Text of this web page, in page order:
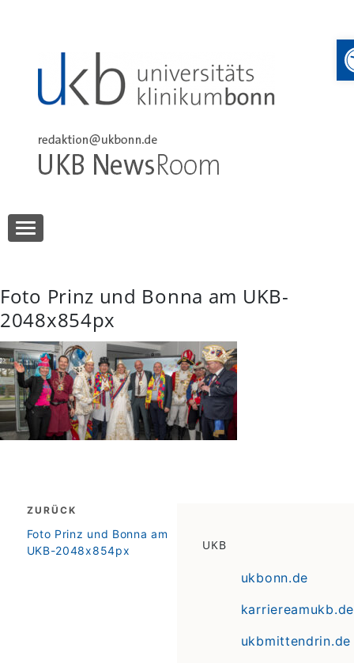
UKB NewsRoom
Foto Prinz und Bonna am UKB-
2048x854px
Beitragsnavigation
ZURÜCK
zurück
Foto Prinz und Bonna am
UKB-2048x854px
UKB
ukbonn.de
karriereamukb.de
ukbmittendrin.de